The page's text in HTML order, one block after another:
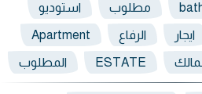
مطلوب استوديو
ايجار الرفاع Apartment
ESTATE المطلوب